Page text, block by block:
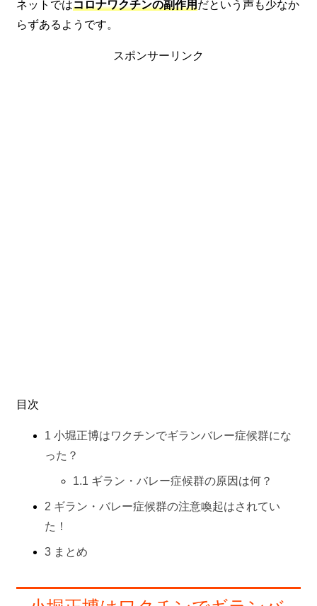
ネットではコロナワクチンの副作用だという声も少なか
らずあるようです。
スポンサーリンク
目次
1 小堀正博はワクチンでギランバレー症候群にな
った？
1.1 ギラン・バレー症候群の原因は何？
2 ギラン・バレー症候群の注意喚起はされてい
た！
3 まとめ